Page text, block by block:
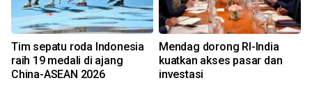
Tim sepatu roda Indonesia
raih 19 medali di ajang
China-ASEAN 2026
Mendag dorong RI-India
kuatkan akses pasar dan
investasi